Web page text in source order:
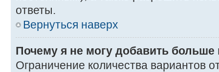
ответы.
Вернуться наверх
Почему я не могу добавить больше
Ограничение количества вариантов